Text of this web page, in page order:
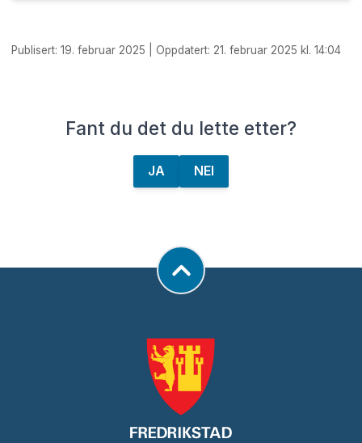
Publisert: 19. februar 2025 | Oppdatert: 21. februar 2025 kl. 14:04
Fant du det du lette etter?
JA NEI